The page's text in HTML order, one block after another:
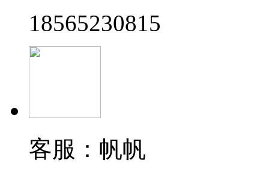
18565230815
客服：帆帆